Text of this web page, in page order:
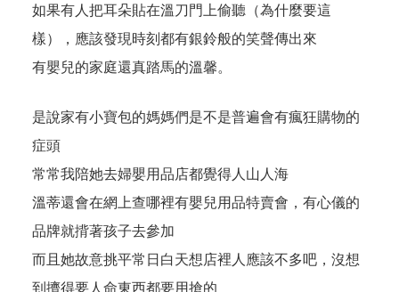
如果有人把耳朵貼在溫刀門上偷聽（為什麼要這
樣），應該發現時刻都有銀鈴般的笑聲傳出來
有嬰兒的家庭還真踏馬的溫馨。
是說家有小寶包的媽媽們是不是普遍會有瘋狂購物的
症頭
常常我陪她去婦嬰用品店都覺得人山人海
溫蒂還會在網上查哪裡有嬰兒用品特賣會，有心儀的
品牌就揹著孩子去參加
而且她故意挑平常日白天想店裡人應該不多吧，沒想
到擠得要人命東西都要用搶的